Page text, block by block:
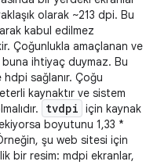
olarak ~213 dpi. Bu
kabul edilmez
Çoğunlukla amaçlanan ve
ihtiyaç duymaz. Bu
sağlanır. Çoğu
kaynaktır ve sistem
tvdpi için kaynak
boyutunu 1,33 *
şu web sitesi için
bir resim: mdpi ekranlar,